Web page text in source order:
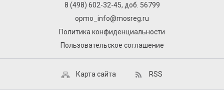
8 (498) 602-32-45, доб. 56799
opmo_info@mosreg.ru
Политика конфиденциальности
Пользовательское соглашение
Карта сайта RSS